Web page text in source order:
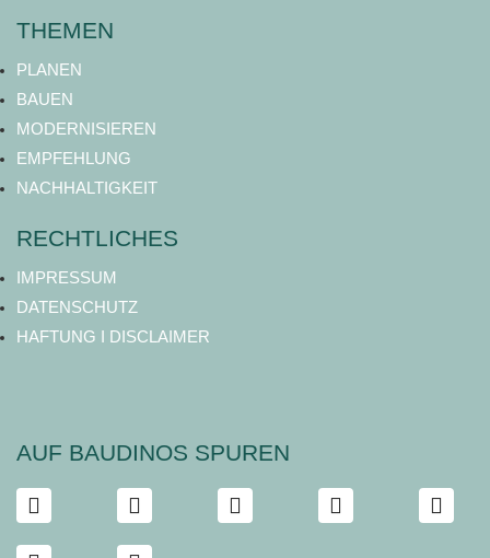
THEMEN
PLANEN
BAUEN
MODERNISIEREN
EMPFEHLUNG
NACHHALTIGKEIT
RECHTLICHES
IMPRESSUM
DATENSCHUTZ
HAFTUNG I DISCLAIMER
AUF BAUDINOS SPUREN